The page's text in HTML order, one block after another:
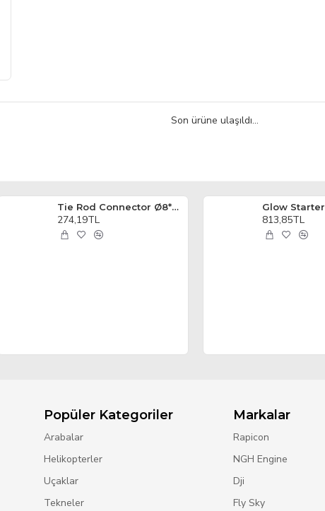
Son ürüne ulaşıldı...
Tie Rod Connector Ø8*6mm(5pcs)
274,19TL
Glow Starter
813,85TL
Popüler Kategoriler
Arabalar
Helikopterler
Uçaklar
Tekneler
Markalar
Rapicon
NGH Engine
Dji
Fly Sky